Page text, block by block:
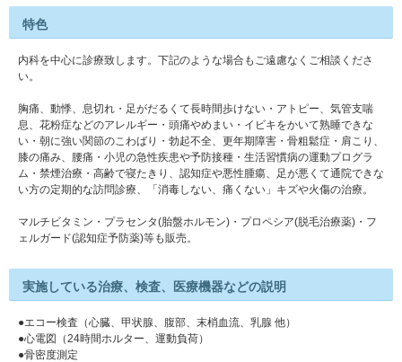
特色
内科を中心に診療致します。下記のような場合もご遠慮なくご相談くださ
い。
胸痛、動悸、息切れ・足がだるくて長時間歩けない・アトピー、気管支喘
息、花粉症などのアレルギー・頭痛やめまい・イビキをかいて熟睡できな
い・朝に強い関節のこわばり・勃起不全、更年期障害・骨粗鬆症・肩こり、
膝の痛み、腰痛・小児の急性疾患や予防接種・生活習慣病の運動プログラ
ム・禁煙治療・高齢で寝たきり、認知症や悪性腫瘍、足が悪くて通院できな
い方の定期的な訪問診療、「消毒しない、痛くない」キズや火傷の治療。
マルチビタミン・プラセンタ(胎盤ホルモン)・プロペシア(脱毛治療薬)・フ
ェルガード(認知症予防薬)等も販売。
実施している治療、検査、医療機器などの説明
●エコー検査（心臓、甲状腺、腹部、末梢血流、乳腺 他）
●心電図（24時間ホルター、運動負荷）
●骨密度測定